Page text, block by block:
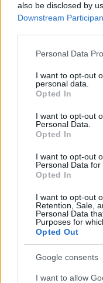
also be disclosed by
Downstream
Please note that this
not limited to your
grant or deny
use your data for
consent section.
Personal Data
I want to opt-out
personal data.
Opted In
I want to opt-out
Personal Data.
Opted In
I want to opt-out
Personal Data for
Opted In
I want to opt-out
Retention, Sale,
Personal Data
Purposes for
Opted Out
Google consents
I want to allow
Nagyon
hoz olyan
mondta el a
Ágnes, a
igazgatója.
Ez egyáltalán
össze tömören
növekedés.hu-
Magyarország
Venture